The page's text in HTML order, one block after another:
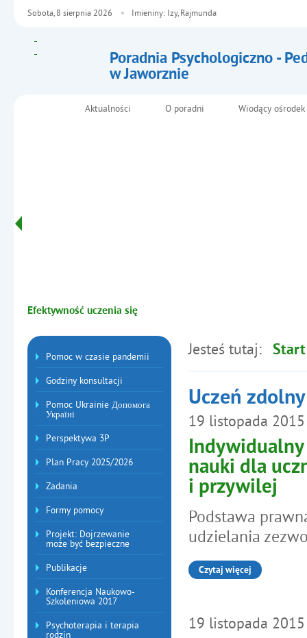
Poradnia Psychologiczno -
w Jaworznie
Sobota, 8 sierpnia 2026 Imieniny: Izy, Rajmunda
Menu główneAktualności O poradni Wiodący ośrodek
Efektywność uczenia się
Menu dodatkowe
Pomoc w czasie pandemii
Godziny konsultacji
Pomoc Ukrainie Допомога
Україні
Perspektywa 3P
Plan Pracy 2025/2026
Zadania
Formy pomocy
Projekt: Dojrzewanie
może być bezpieczne
Publikacje
Konferencja Naukowo-
Szkoleniowa 2017
Psychoterapia i terapia
rodzin
Jesteś tutaj: Start
Uczeń zdolny
Artykuły
19 listopada 2015
nauki dla
i przywilej
Podstawa
udzielania
Czytaj więcej
19 listopada 2015